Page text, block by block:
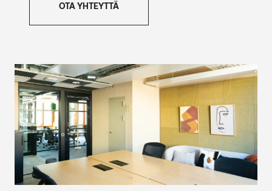
OTA YHTEYTTÄ
Toimistotila – 3-5 kerros – 20 m2